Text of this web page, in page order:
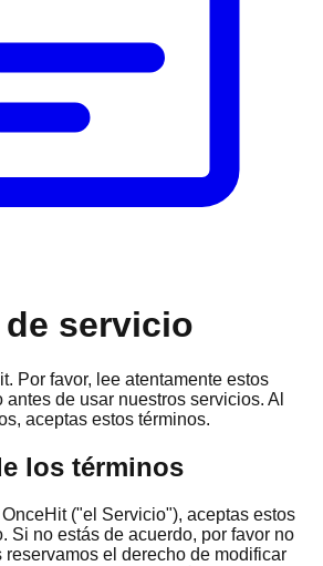
servicio
Por favor, lee atentamente estos
de usar nuestros servicios. Al
aceptas estos términos.
los términos
("el Servicio"), aceptas estos
Si no estás de acuerdo, por favor no
el derecho de modificar